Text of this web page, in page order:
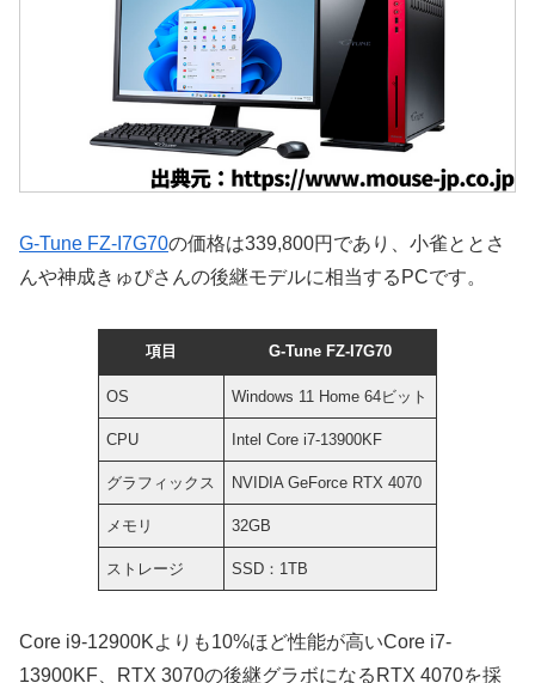
G-Tune FZ-I7G70の価格は339,800円であり、小雀ととさ
んや神成きゅぴさんの後継モデルに相当するPCです。
項目 G-Tune FZ-I7G70
OS Windows 11 Home 64ビット
CPU Intel Core i7-13900KF
グラフィックス NVIDIA GeForce RTX 4070
メモリ 32GB
ストレージ SSD：1TB
Core i9-12900Kよりも10%ほど性能が高いCore i7-
13900KF、RTX 3070の後継グラボになるRTX 4070を採